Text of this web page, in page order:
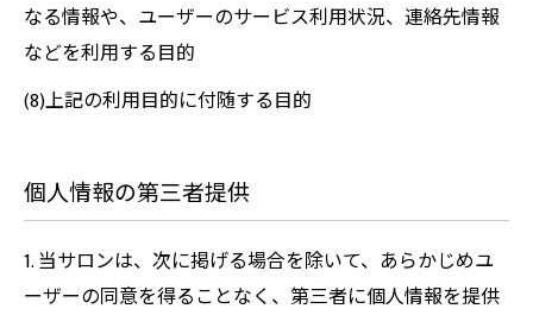
なる情報や、ユーザーのサービス利用状況、連絡先情報
などを利用する目的
(8)上記の利用目的に付随する目的
個人情報の第三者提供
1. 当サロンは、次に掲げる場合を除いて、あらかじめユ
ーザーの同意を得ることなく、第三者に個人情報を提供